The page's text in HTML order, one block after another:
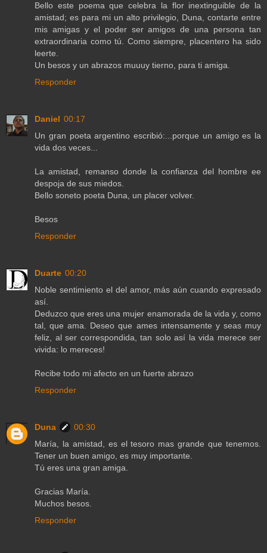
Bello este poema que celebra la flor inextinguible de la
amistad; es para mi un alto privilegio, Duna, contarte entre
mis amigas y el poder ser amigos de una persona tan
extraordinaria como tú. Como siempre, placentero ha sido
leerte.
Un besos y un abrazos muuuy tierno, para ti amiga.
Responder
Daniel 00:17
Un gran poeta argentino escribió:...porque un amigo es la
vida dos veces...
La amistad, remanso donde la confianza del hombre ee
despoja de sus miedos.
Bello soneto poeta Duna, un placer volver.
Besos
Responder
Duarte 00:20
Noble sentimiento el del amor, más aún cuando expresado
así.
Deduzco que eres una mujer enamorada de la vida y, como
tal, que ama. Deseo que ames intensamente y seas muy
feliz, al ser correspondida, tan solo así la vida merece ser
vivida: lo mereces!
Recibe todo mi afecto en un fuerte abrazo
Responder
Duna
00:30
María, la amistad, es el tesoro mas grande que tenemos.
Tener un buen amigo, es muy importante.
Tú eres una gran amiga.
Gracias María.
Muchos besos.
Responder